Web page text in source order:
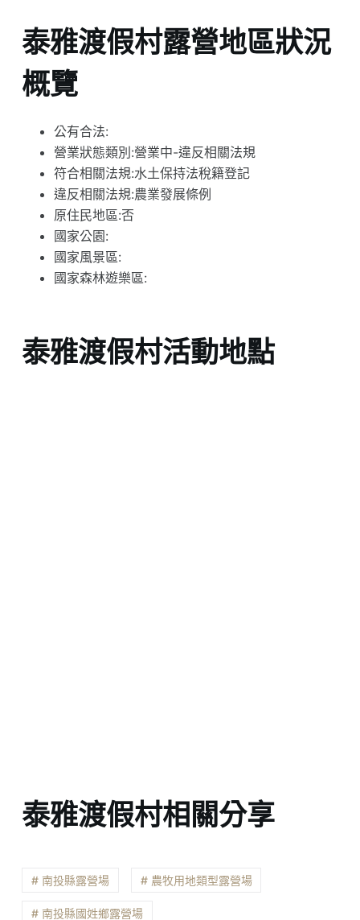
泰雅渡假村露營地區狀況
概覽
公有合法:
營業狀態類別:營業中-違反相關法規
符合相關法規:水土保持法稅籍登記
違反相關法規:農業發展條例
原住民地區:否
國家公園:
國家風景區:
國家森林遊樂區:
泰雅渡假村活動地點
泰雅渡假村相關分享
# 南投縣露營場 # 農牧用地類型露營場
# 南投縣國姓鄉露營場